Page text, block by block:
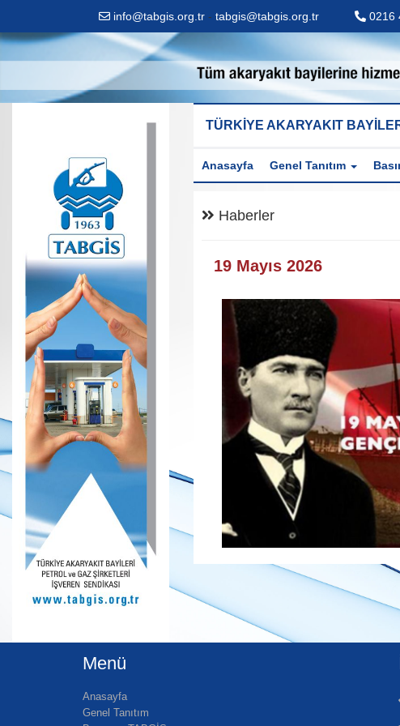
info@tabgis.org.tr - tabgis@tabgis.org.tr 0216
TÜRKİYE AKARYAKIT
Anasayfa Genel Tanıtım
Haberler
19 Mayıs 2026
Menü
Anasayfa
Genel Tanıtım